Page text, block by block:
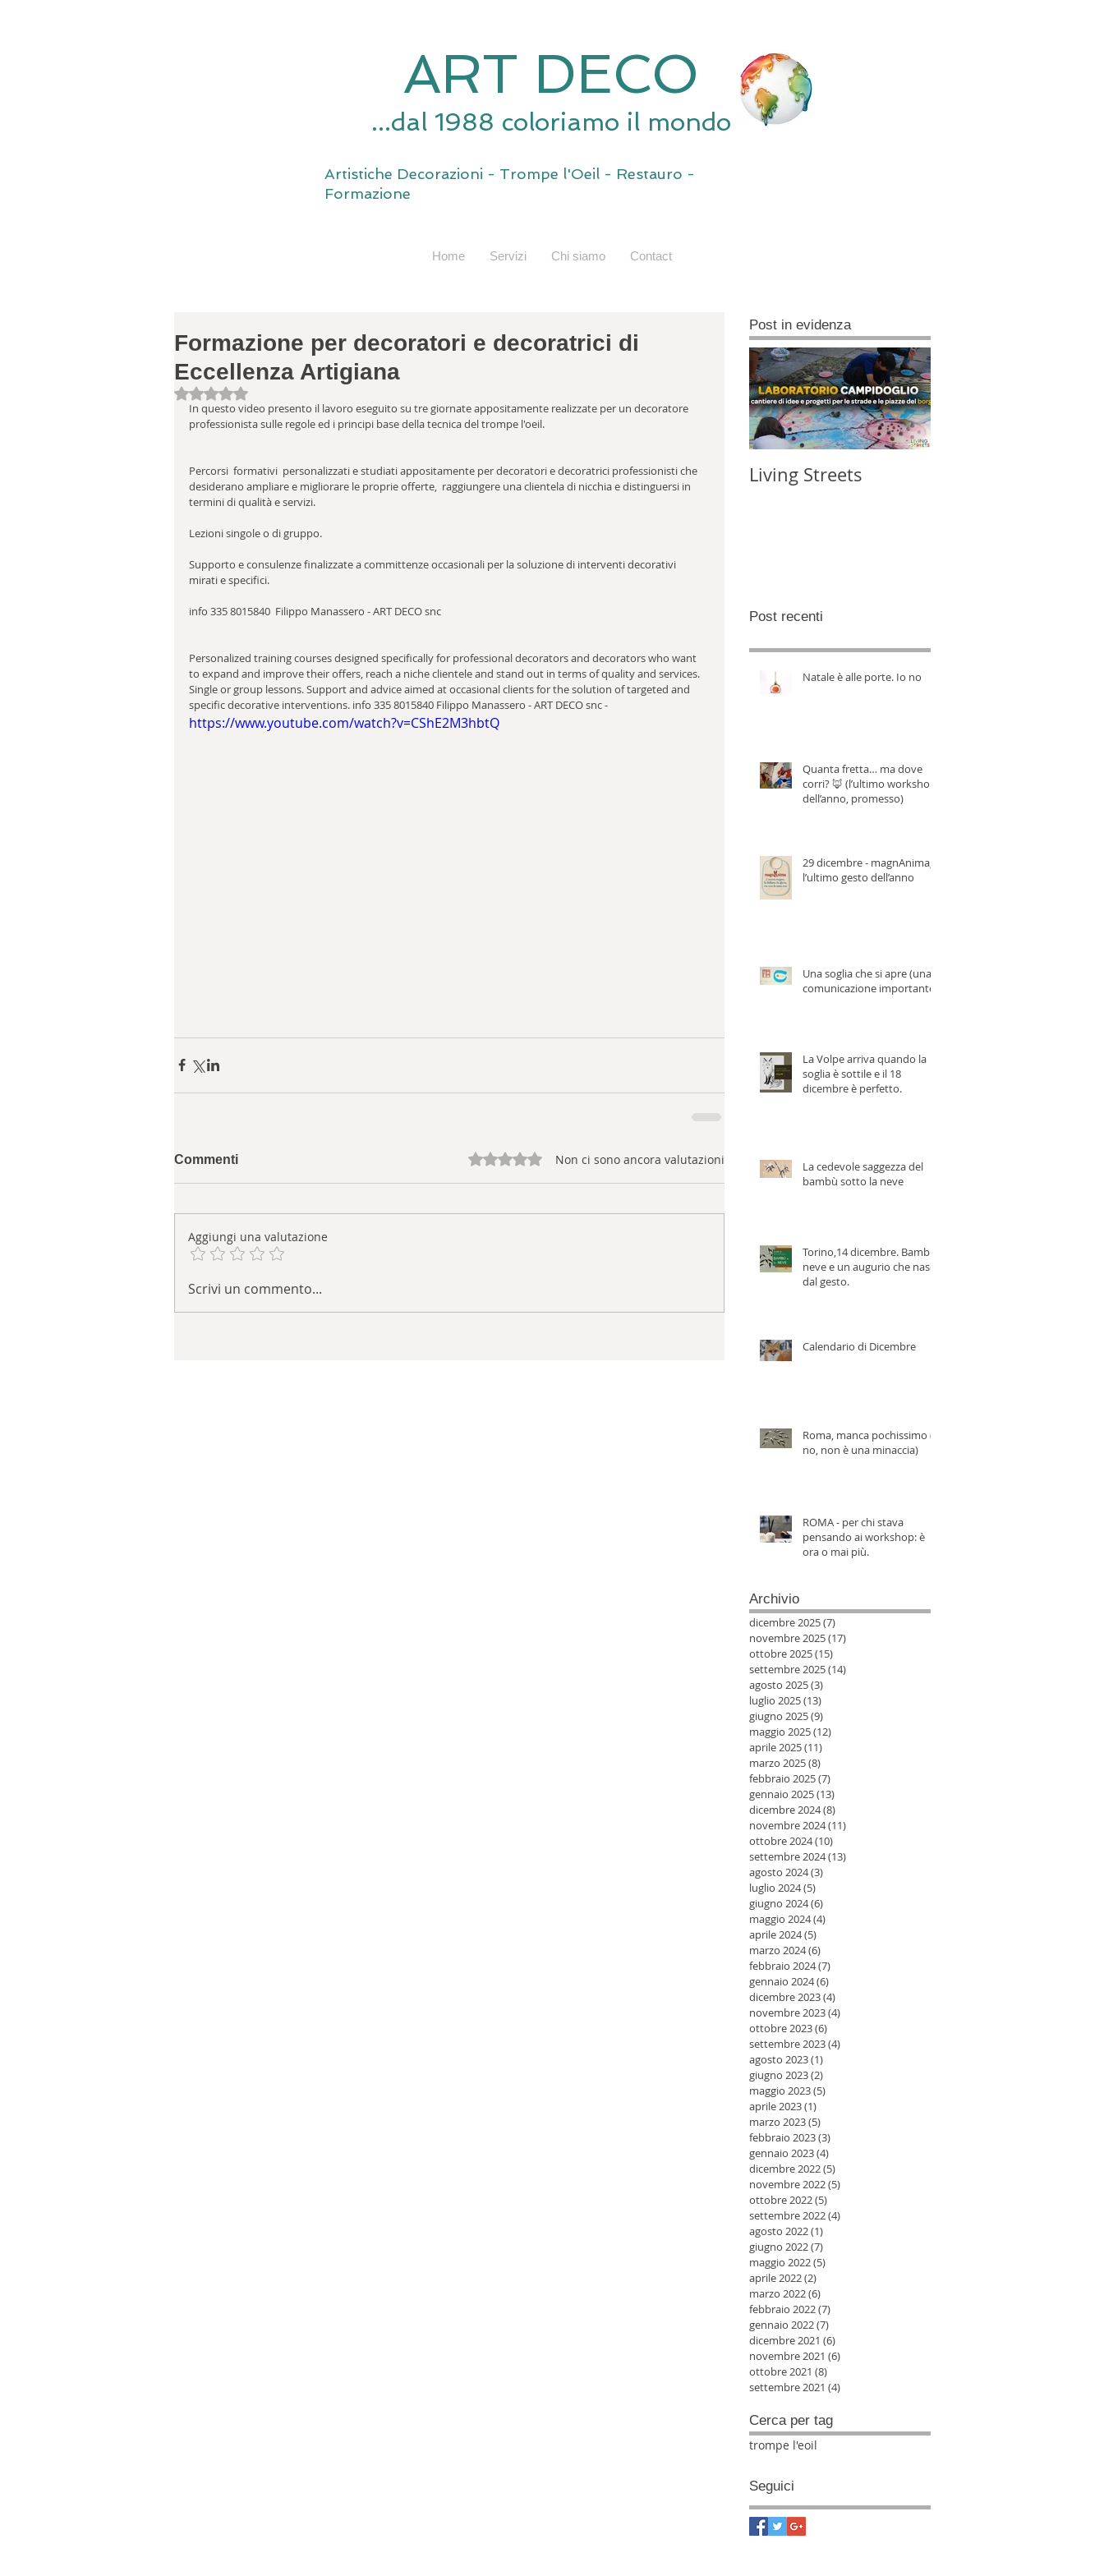
ART DECO
...dal 1988 coloriamo il mondo
Artistiche Decorazioni - Trompe l'Oeil - Restauro -
Formazione
Home Servizi Chi siamo Contact
Formazione per decoratori e decoratrici di
Eccellenza Artigiana
Valutazione NaN stelle su 5.
In questo video presento il lavoro eseguito su tre giornate appositamente realizzate per un decoratore
professionista sulle regole ed i principi base della tecnica del trompe l'oeil.
Percorsi  formativi  personalizzati e studiati appositamente per decoratori e decoratrici professionisti che
desiderano ampliare e migliorare le proprie offerte,  raggiungere una clientela di nicchia e distinguersi in
termini di qualità e servizi.
Lezioni singole o di gruppo.
Supporto e consulenze finalizzate a committenze occasionali per la soluzione di interventi decorativi
mirati e specifici.
info 335 8015840  Filippo Manassero - ART DECO snc
Personalized training courses designed specifically for professional decorators and decorators who want
to expand and improve their offers, reach a niche clientele and stand out in terms of quality and services.
Single or group lessons. Support and advice aimed at occasional clients for the solution of targeted and
specific decorative interventions. info 335 8015840 Filippo Manassero - ART DECO snc -
https://www.youtube.com/watch?v=CShE2M3hbtQ
Commenti Valutazione 0 stelle su 5.Non ci sono ancora valutazioni
Aggiungi una valutazione
Scrivi un commento...
Post in evidenza
Living Streets
Post recenti
Natale è alle porte. Io no
Quanta fretta… ma dove
corri? 🦊 (l’ultimo workshop
dell’anno, promesso)
29 dicembre - magnAnima,
l’ultimo gesto dell’anno
Una soglia che si apre (una
comunicazione importante)
La Volpe arriva quando la
soglia è sottile e il 18
dicembre è perfetto.
La cedevole saggezza del
bambù sotto la neve
Torino,14 dicembre. Bambù,
neve e un augurio che nasce
dal gesto.
Calendario di Dicembre
Roma, manca pochissimo (e
no, non è una minaccia)
ROMA - per chi stava
pensando ai workshop: è
ora o mai più.
Archivio
dicembre 2025(7)
novembre 2025(17)
ottobre 2025(15)
settembre 2025(14)
agosto 2025(3)
luglio 2025(13)
giugno 2025(9)
maggio 2025(12)
aprile 2025(11)
marzo 2025(8)
febbraio 2025(7)
gennaio 2025(13)
dicembre 2024(8)
novembre 2024(11)
ottobre 2024(10)
settembre 2024(13)
agosto 2024(3)
luglio 2024(5)
giugno 2024(6)
maggio 2024(4)
aprile 2024(5)
marzo 2024(6)
febbraio 2024(7)
gennaio 2024(6)
dicembre 2023(4)
novembre 2023(4)
ottobre 2023(6)
settembre 2023(4)
agosto 2023(1)
giugno 2023(2)
maggio 2023(5)
aprile 2023(1)
marzo 2023(5)
febbraio 2023(3)
gennaio 2023(4)
dicembre 2022(5)
novembre 2022(5)
ottobre 2022(5)
settembre 2022(4)
agosto 2022(1)
giugno 2022(7)
maggio 2022(5)
aprile 2022(2)
marzo 2022(6)
febbraio 2022(7)
gennaio 2022(7)
dicembre 2021 (6)
novembre 2021 (6)
ottobre 2021 (8)
settembre 2021 (4)
Cerca per tag
trompe l'eoil
Seguici